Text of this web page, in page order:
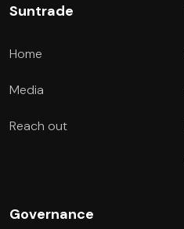
Suntrade
Home
Media
Reach out
Governance